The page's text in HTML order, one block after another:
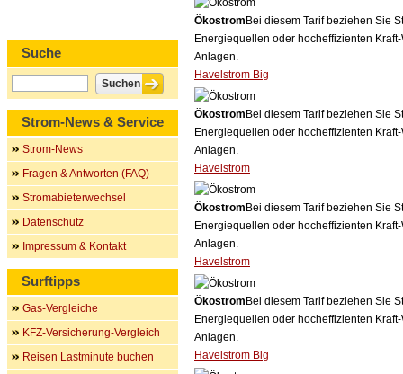
Ökostrom Bei diesem Tarif beziehen Sie
Energiequellen oder hocheffizienten
Anlagen.
Havelstrom Big
Ökostrom Bei diesem Tarif beziehen Sie
Energiequellen oder hocheffizienten
Anlagen.
Havelstrom
Ökostrom Bei diesem Tarif beziehen Sie
Energiequellen oder hocheffizienten
Anlagen.
Havelstrom
Ökostrom Bei diesem Tarif beziehen Sie
Energiequellen oder hocheffizienten
Anlagen.
Havelstrom Big
Suche
Strom-News & Service
Strom-News
Fragen & Antworten (FAQ)
Stromabieterwechsel
Datenschutz
Impressum & Kontakt
Surftipps
Gas-Vergleiche
KFZ-Versicherung-Vergleich
Reisen Lastminute buchen